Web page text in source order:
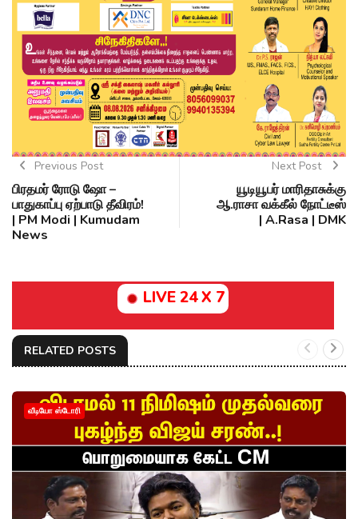
Previous Post
பிரதமர் ரோடு ஷோ –
பாதுகாப்பு ஏற்பாடு தீவிரம்!
| PM Modi | Kumudam
News
Next Post
யூடியூபர் மாரிதாசுக்கு
ஆ.ராசா வக்கீல் நோட்டீஸ்
| A.Rasa | DMK
LIVE 24 X 7
RELATED POSTS
வீடியோ ஸ்டோரி